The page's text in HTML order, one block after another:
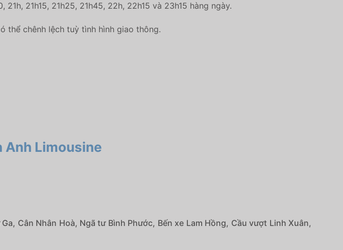
21h15, 21h25, 21h45, 22h, 22h15 và 23h15 hàng ngày.
thể chênh lệch tuỳ tình hình giao thông.
Anh Limousine
Cân Nhân Hoà, Ngã tư Bình Phước, Bến xe Lam Hồng, Cầu vượt Linh Xuân,